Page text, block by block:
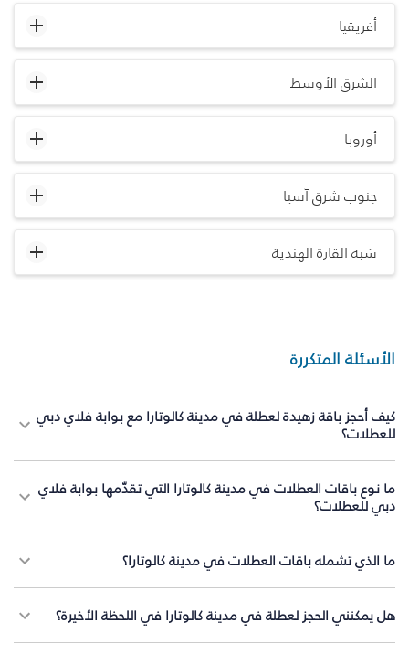
أفريقيا
الشرق الأوسط
أوروبا
جنوب شرق آسيا
شبه القارة الهندية
الأسئلة المتكررة
كيف أحجز باقة زهيدة لعطلة في مدينة كالوتارا مع بوابة فلاي دبي
للعطلات؟
ما نوع باقات العطلات في مدينة كالوتارا التي تقدّمها بوابة فلاي
دبي للعطلات؟
ما الذي تشمله باقات العطلات في مدينة كالوتارا؟
هل يمكنني الحجز لعطلة في مدينة كالوتارا في اللحظة الأخيرة؟